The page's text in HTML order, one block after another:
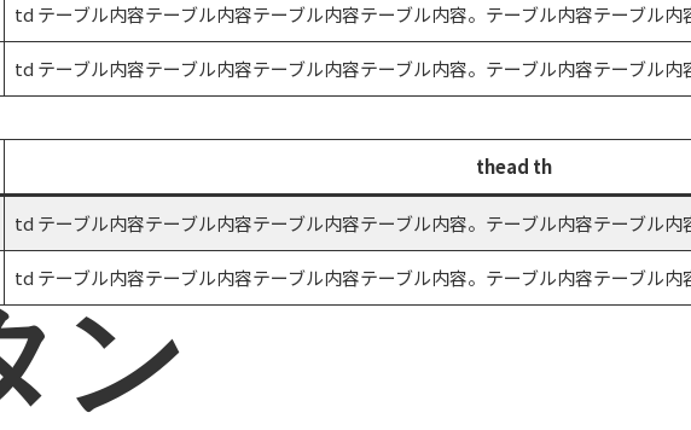
td テーブル内容テーブル内容テーブル内容テーブル内容。テーブル内容テーブル内
td テーブル内容テーブル内容テーブル内容テーブル内容。テーブル内容テーブル内
thead th
td テーブル内容テーブル内容テーブル内容テーブル内容。テーブル内容テーブル内
td テーブル内容テーブル内容テーブル内容テーブル内容。テーブル内容テーブル内
ン